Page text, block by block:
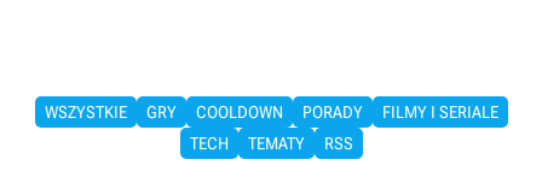
WSZYSTKIE GRY COOLDOWN PORADY
FILMY I SERIALE
TECH
TEMATY RSS